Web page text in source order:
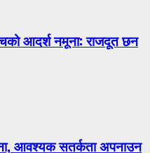
आदर्श नमूना: राजदूत छन
आवश्यक सतर्कता अपनाउन